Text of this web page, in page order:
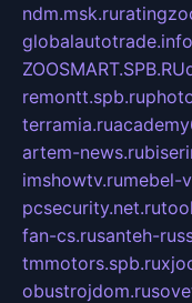
ndm.msk.ru
globalautotrade.info
ZOOSMART.SPB.RU
remontt.spb.ru
terramia.ru
artem-news.ru
imshowtv.rumebel-
pcsecurity.net.ru
fan-cs.rusanteh-
tmmotors.spb.ru
obustrojdom.ru